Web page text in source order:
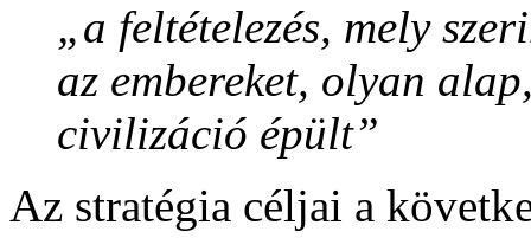
„a feltételezés, mely
az embereket, olyan
civilizáció épült”
Az stratégia céljai a